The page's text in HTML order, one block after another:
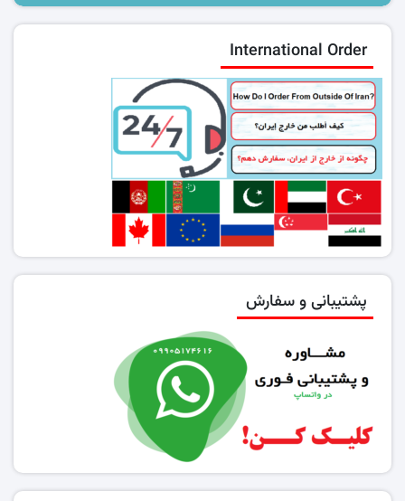
International Order
پشتیبانی و سفارش